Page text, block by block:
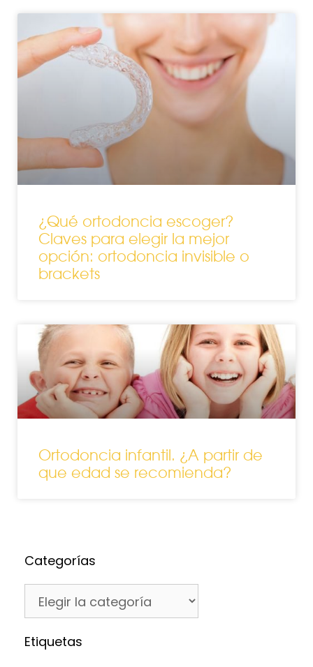
¿Qué ortodoncia escoger?
Claves para elegir la mejor
opción: ortodoncia invisible o
brackets
Ortodoncia infantil. ¿A partir de
que edad se recomienda?
Categorías
Etiquetas